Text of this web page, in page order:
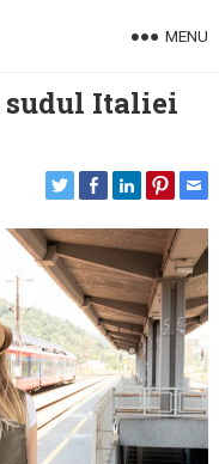
MENU
sudul Italiei